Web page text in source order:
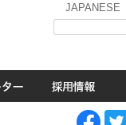
JAPANESE